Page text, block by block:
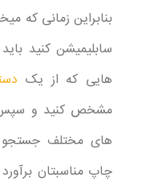
بنابراین زمانی که
سابلیمیشن کنید
هایی که از یک
مشخص کنید و
های مختلف
چاپ مناسبتان